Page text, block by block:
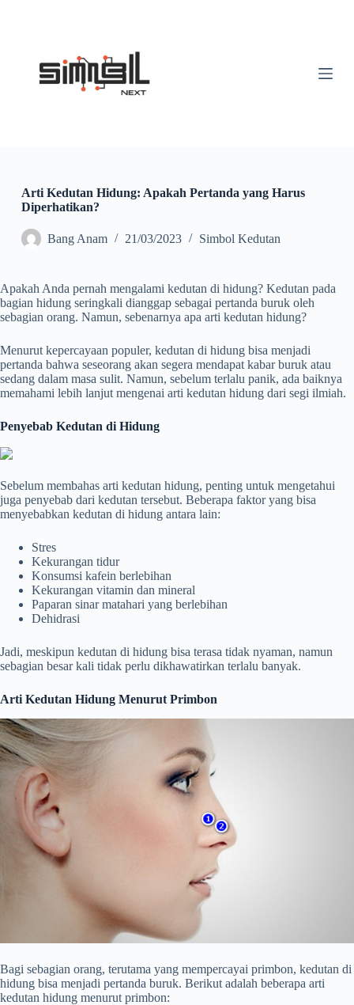
Arti Kedutan Hidung: Apakah Pertanda yang Harus
Diperhatikan?
Bang Anam 21/03/2023 Simbol Kedutan
Apakah Anda pernah mengalami kedutan di hidung? Kedutan pada
bagian hidung seringkali dianggap sebagai pertanda buruk oleh
sebagian orang. Namun, sebenarnya apa arti kedutan hidung?
Menurut kepercayaan populer, kedutan di hidung bisa menjadi
pertanda bahwa seseorang akan segera mendapat kabar buruk atau
sedang dalam masa sulit. Namun, sebelum terlalu panik, ada baiknya
memahami lebih lanjut mengenai arti kedutan hidung dari segi ilmiah.
Penyebab Kedutan di Hidung
Sebelum membahas arti kedutan hidung, penting untuk mengetahui
juga penyebab dari kedutan tersebut. Beberapa faktor yang bisa
menyebabkan kedutan di hidung antara lain:
Stres
Kekurangan tidur
Konsumsi kafein berlebihan
Kekurangan vitamin dan mineral
Paparan sinar matahari yang berlebihan
Dehidrasi
Jadi, meskipun kedutan di hidung bisa terasa tidak nyaman, namun
sebagian besar kali tidak perlu dikhawatirkan terlalu banyak.
Arti Kedutan Hidung Menurut Primbon
Bagi sebagian orang, terutama yang mempercayai primbon, kedutan di
hidung bisa menjadi pertanda buruk. Berikut adalah beberapa arti
kedutan hidung menurut primbon: